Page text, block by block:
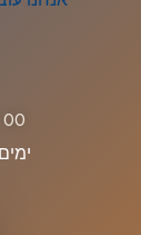
00
ימים